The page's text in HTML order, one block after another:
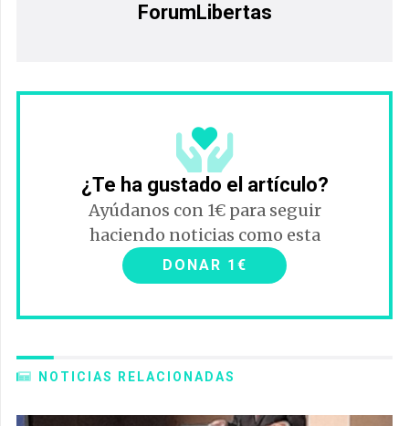
ForumLibertas
¿Te ha gustado el artículo?
Ayúdanos con 1€ para seguir
haciendo noticias como esta
DONAR 1€
NOTICIAS RELACIONADAS